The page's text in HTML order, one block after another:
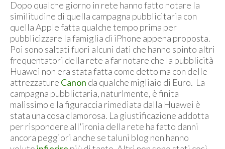
Dopo qualche giorno in rete hanno fatto notare la
similitudine di quella campagna pubblicitaria con
quella Apple fatta qualche tempo prima per
pubblicizzare la famiglia di iPhone appena proposta.
Poi sono saltati fuori alcuni dati che hanno spinto altri
frequentatori della rete a far notare che la pubblicità
Huawei non era stata fatta come detto ma con delle
attrezzature Canon da qualche migliaio di Euro. La
campagna pubblictaria, naturlmente, è finita
malissimo e la figuraccia rimediata dalla Huawei è
stata una cosa clamorosa. La giustificazione addotta
per rispondere all'ironia della rete ha fatto danni
ancora peggiori anche se taluni blog non hanno